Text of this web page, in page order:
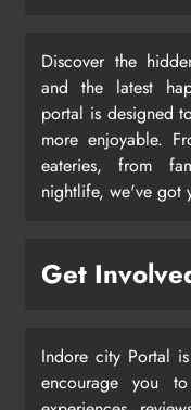
Discover the
and the latest
portal is designed
more enjoyable.
eateries, from
nightlife, we've got
Get
Indore city Portal
encourage you